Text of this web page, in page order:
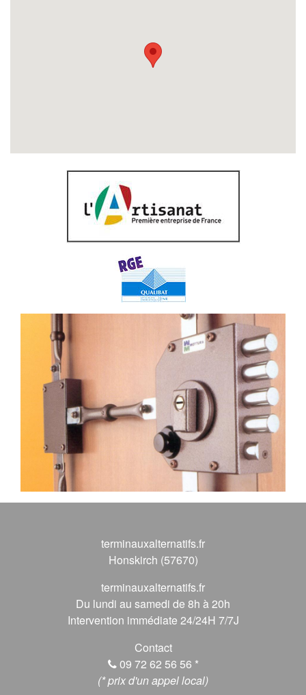
terminauxalternatifs.fr
Honskirch (57670)
terminauxalternatifs.fr
Du lundi au samedi de 8h à 20h
Intervention immédiate 24/24H 7/7J
Contact
09 72 62 56 56 *
(* prix d'un appel local)